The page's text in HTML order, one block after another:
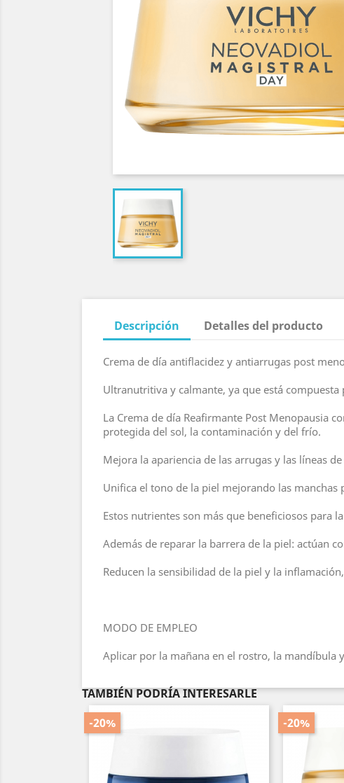
Descripción Detalles del producto
Crema de día antiflacidez y antiarrugas post
Ultranutritiva y calmante, ya que está
La Crema de día Reafirmante Post Menopausia
protegida del sol, la contaminación y del frío.
Mejora la apariencia de las arrugas y las líneas
Unifica el tono de la piel mejorando las
Estos nutrientes son más que beneficiosos para
Además de reparar la barrera de la piel: actúan
Reducen la sensibilidad de la piel y la
MODO DE EMPLEO
Aplicar por la mañana en el rostro, la mandíbula
TAMBIÉN PODRÍA INTERESARLE
-20% -20%